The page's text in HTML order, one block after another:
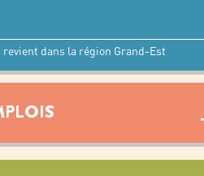
dans la région Grand-Est